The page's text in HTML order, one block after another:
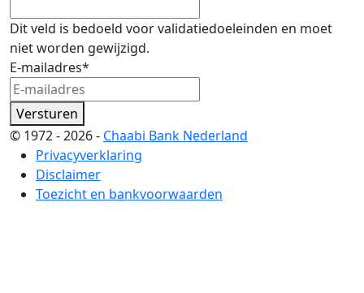
Dit veld is bedoeld voor validatiedoeleinden en moet
niet worden gewijzigd.
E-mailadres*
Versturen
© 1972 - 2026 - Chaabi Bank Nederland
Privacyverklaring
Disclaimer
Toezicht en bankvoorwaarden